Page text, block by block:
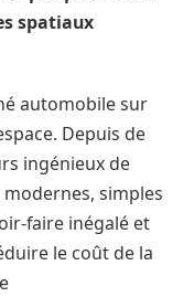
spatiaux
automobile sur
Depuis de
ingénieux de
simples
faire inégalé et
le coût de la